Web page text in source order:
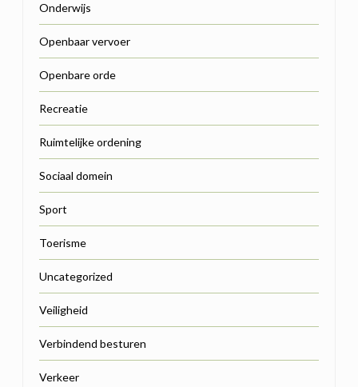
Onderwijs
Openbaar vervoer
Openbare orde
Recreatie
Ruimtelijke ordening
Sociaal domein
Sport
Toerisme
Uncategorized
Veiligheid
Verbindend besturen
Verkeer